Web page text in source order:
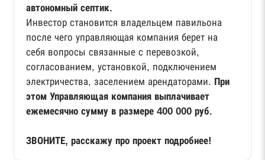
автономный септик.
Инвестор становится владельцем павильона
после чего управляющая компания берет на
себя вопросы связанные с перевозкой,
согласованием, установкой, подключением
электричества, заселением арендаторами. При
этом Управляющая компания выплачивает
ежемесячно сумму в размере 400 000 руб.
ЗВОНИТЕ, расскажу про проект подробнее!